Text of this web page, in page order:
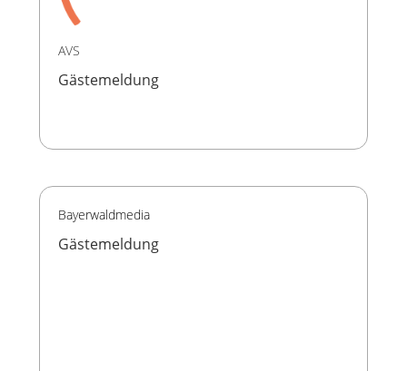
AVS
Gästemeldung
Bayerwaldmedia
Gästemeldung